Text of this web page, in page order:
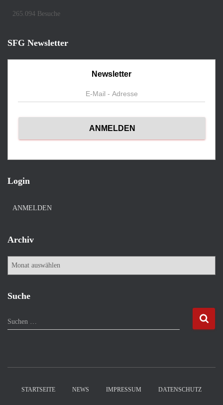
265.094 Besuche
SFG Newsletter
Newsletter
Login
ANMELDEN
Archiv
A
h
Suche
S
u
Suchen …
STARTSEITE NEWS IMPRESSUM DATENSCHUTZ